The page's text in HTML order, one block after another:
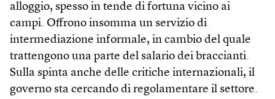
alloggio, spesso in tende di fortuna vicino ai
campi. Offrono insomma un servizio di
intermediazione informale, in cambio del quale
trattengono una parte del salario dei braccianti.
Sulla spinta anche delle critiche internazionali, il
governo sta cercando di regolamentare il settore.